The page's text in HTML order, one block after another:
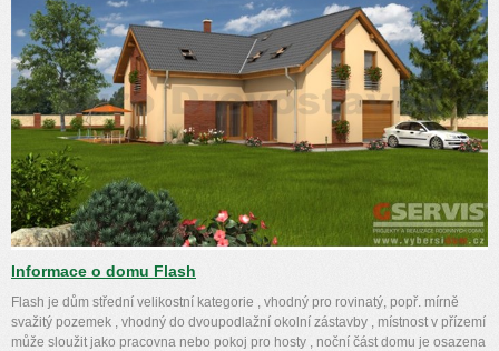
Informace o domu Flash
Flash je dům střední velikostní kategorie , vhodný pro rovinatý, popř. mírně
svažitý pozemek , vhodný do dvoupodlažní okolní zástavby , místnost v přízemí
může sloužit jako pracovna nebo pokoj pro hosty , noční část domu je osazena